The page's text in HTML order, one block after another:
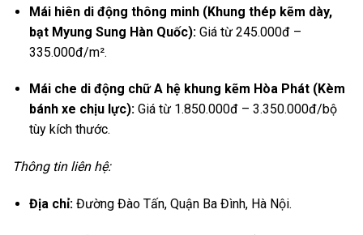
Mái hiên di động thông minh (Khung thép kẽm dày,
bạt Myung Sung Hàn Quốc):Giá từ 245.000đ –
335.000đ/m².
Mái che di động chữ A hệ khung kẽm Hòa Phát (Kèm
bánh xe chịu lực):Giá từ 1.850.000đ – 3.350.000đ/bộ
tùy kích thước.
Thông tin liên hệ:
Địa chỉ:Đường Đào Tấn,Quận Ba Đình,Hà Nội.